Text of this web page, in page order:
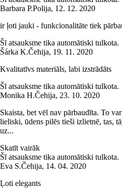
Barbara P.Polija, 12. 12. 2020
ir ļoti jauki - funkcionalitāte tiek
Šī atsauksme tika automātiski tulkota.
Šárka K.Čehija, 19. 11. 2020
Kvalitatīvs materiāls, labi izstrādāts
Šī atsauksme tika automātiski tulkota.
Monika H.Čehija, 23. 10. 2020
Skaista, bet vēl nav pārbaudīta. To
lieliski, ūdens pilēs tieši izlietnē, tas,
uz...
Skatīt vairāk
Šī atsauksme tika automātiski tulkota.
Eva S.Čehija, 14. 04. 2020
Ļoti elegants